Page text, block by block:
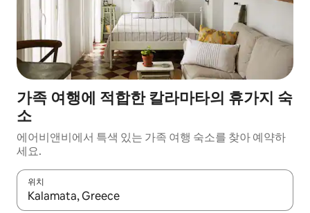
가족 여행에 적합한 칼라마타의 휴가지 숙
소
에어비앤비에서 특색 있는 가족 여행 숙소를 찾아 예약하
세요.
위치
결과가 나오면 위·아래 화살표 키를 사용하거나 터치 또는 스와이